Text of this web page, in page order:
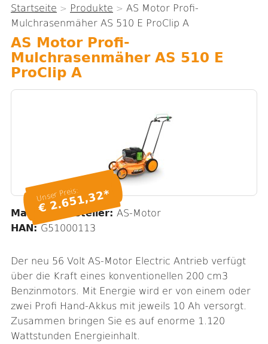
Sie
hier
Startseite > Produkte > AS Motor Profi-
Mulchrasenmäher AS 510 E ProClip A
AS Motor Profi-
Mulchrasenmäher AS 510 E
ProClip A
Unser Preis:
€ 2.651,32*
Marke / Hersteller: AS-Motor
HAN:G51000113
Der neu 56 Volt AS-Motor Electric Antrieb verfügt
über die Kraft eines konventionellen 200 cm3
Benzinmotors. Mit Energie wird er von einem oder
zwei Profi Hand-Akkus mit jeweils 10 Ah versorgt.
Zusammen bringen Sie es auf enorme 1.120
Wattstunden Energieinhalt.